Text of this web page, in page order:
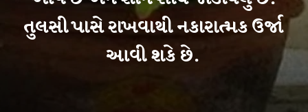
તુલસી પાસે રાખવાથી નકારાત્મક ઉર્જા